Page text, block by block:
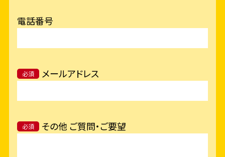
電話番号
必須 メールアドレス
必須 その他 ご質問・ご要望